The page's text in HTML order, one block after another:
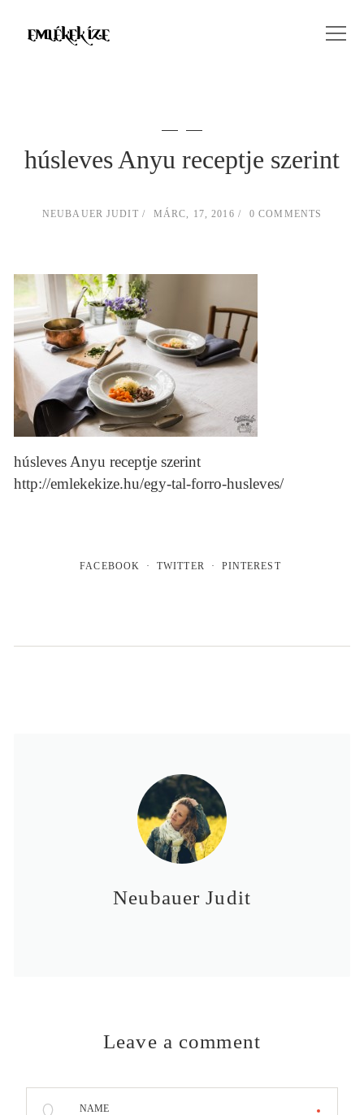
húsleves Anyu receptje szerint
NEUBAUER JUDIT MÁRC, 17, 2016 0 COMMENTS
húsleves Anyu receptje szerint
http://emlekekize.hu/egy-tal-forro-husleves/
FACEBOOK TWITTER PINTEREST
Neubauer Judit
Leave a comment
NAME